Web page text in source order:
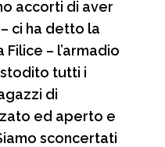
accorti di aver
ci ha detto la
– l’armadio
tutti i
di
ed aperto e
sconcertati